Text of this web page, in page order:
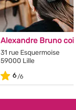
Alexandre Bruno
31 rue Esquermoise
59000 Lille
6